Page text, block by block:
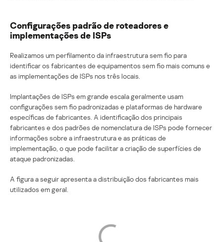
Configurações padrão de roteadores e
implementações de ISPs
Realizamos um perfilamento da infraestrutura sem fio para
identificar os fabricantes de equipamentos sem fio mais comuns e
as implementações de ISPs nos três locais.
Implantações de ISPs em grande escala geralmente usam
configurações sem fio padronizadas e plataformas de hardware
específicas de fabricantes. A identificação dos principais
fabricantes e dos padrões de nomenclatura de ISPs pode fornecer
informações sobre a infraestrutura e as práticas de
implementação, o que pode facilitar a criação de superfícies de
ataque padronizadas.
A figura a seguir apresenta a distribuição dos fabricantes mais
utilizados em geral.